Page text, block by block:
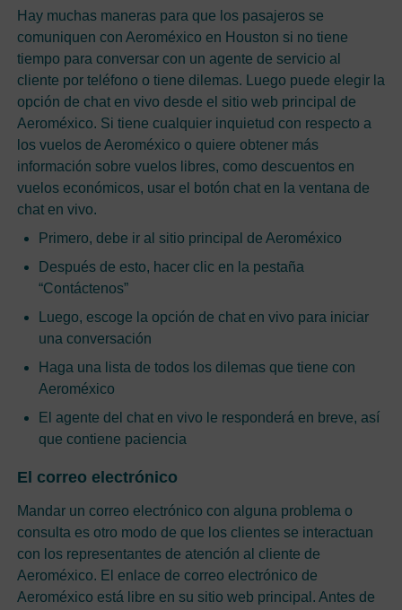
Hay muchas maneras para que los pasajeros se
comuniquen con Aeroméxico en Houston si no tiene
tiempo para conversar con un agente de servicio al
cliente por teléfono o tiene dilemas. Luego puede elegir la
opción de chat en vivo desde el sitio web principal de
Aeroméxico. Si tiene cualquier inquietud con respecto a
los vuelos de Aeroméxico o quiere obtener más
información sobre vuelos libres, como descuentos en
vuelos económicos, usar el botón chat en la ventana de
chat en vivo.
Primero, debe ir al sitio principal de Aeroméxico
Después de esto, hacer clic en la pestaña
“Contáctenos”
Luego, escoge la opción de chat en vivo para iniciar
una conversación
Haga una lista de todos los dilemas que tiene con
Aeroméxico
El agente del chat en vivo le responderá en breve, así
que contiene paciencia
El correo electrónico
Mandar un correo electrónico con alguna problema o
consulta es otro modo de que los clientes se interactuan
con los representantes de atención al cliente de
Aeroméxico. El enlace de correo electrónico de
Aeroméxico está libre en su sitio web principal. Antes de